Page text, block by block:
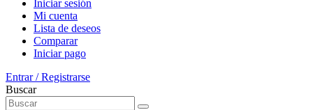
Iniciar sesión
Mi cuenta
Lista de deseos
Comparar
Iniciar pago
Entrar / Registrarse
Buscar